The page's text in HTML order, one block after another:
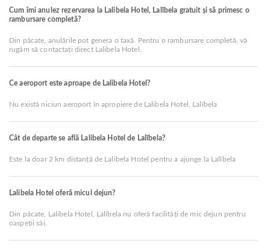
Cum îmi anulez rezervarea la Lalibela Hotel, Lalībela gratuit și să primesc o
rambursare completă?
Din păcate, anulările pot genera o taxă. Pentru o rambursare completă, vă
rugăm să contactați direct Lalibela Hotel.
Ce aeroport este aproape de Lalibela Hotel?
Nu există niciun aeroport în apropiere de Lalibela Hotel, Lalībela
Cât de departe se află Lalibela Hotel de Lalībela?
Este la doar 2 km distanță de Lalibela Hotel pentru a ajunge la Lalībela
Lalibela Hotel oferă micul dejun?
Din păcate, Lalibela Hotel, Lalībela nu oferă facilități de mic dejun pentru
oaspeții săi.